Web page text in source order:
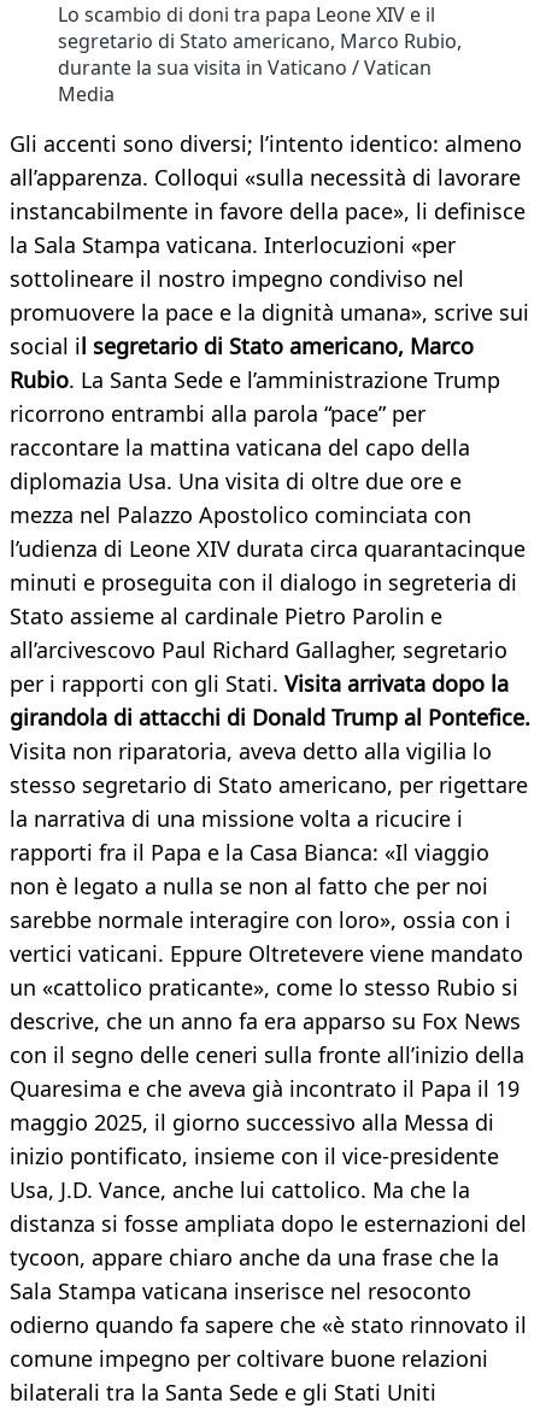
Lo scambio di doni tra papa Leone XIV e il
segretario di Stato americano, Marco Rubio,
durante la sua visita in Vaticano / Vatican
Media
Gli accenti sono diversi; l’intento identico: almeno
all’apparenza. Colloqui «sulla necessità di lavorare
instancabilmente in favore della pace», li definisce
la Sala Stampa vaticana. Interlocuzioni «per
sottolineare il nostro impegno condiviso nel
promuovere la pace e la dignità umana», scrive sui
social il segretario di Stato americano, Marco
Rubio. La Santa Sede e l’amministrazione Trump
ricorrono entrambi alla parola “pace” per
raccontare la mattina vaticana del capo della
diplomazia Usa. Una visita di oltre due ore e
mezza nel Palazzo Apostolico cominciata con
l’udienza di Leone XIV durata circa quarantacinque
minuti e proseguita con il dialogo in segreteria di
Stato assieme al cardinale Pietro Parolin e
all’arcivescovo Paul Richard Gallagher, segretario
per i rapporti con gli Stati. Visita arrivata dopo la
girandola di attacchi di Donald Trump al Pontefice.
Visita non riparatoria, aveva detto alla vigilia lo
stesso segretario di Stato americano, per rigettare
la narrativa di una missione volta a ricucire i
rapporti fra il Papa e la Casa Bianca: «Il viaggio
non è legato a nulla se non al fatto che per noi
sarebbe normale interagire con loro», ossia con i
vertici vaticani. Eppure Oltretevere viene mandato
un «cattolico praticante», come lo stesso Rubio si
descrive, che un anno fa era apparso su Fox News
con il segno delle ceneri sulla fronte all’inizio della
Quaresima e che aveva già incontrato il Papa il 19
maggio 2025, il giorno successivo alla Messa di
inizio pontificato, insieme con il vice-presidente
Usa, J.D. Vance, anche lui cattolico. Ma che la
distanza si fosse ampliata dopo le esternazioni del
tycoon, appare chiaro anche da una frase che la
Sala Stampa vaticana inserisce nel resoconto
odierno quando fa sapere che «è stato rinnovato il
comune impegno per coltivare buone relazioni
bilaterali tra la Santa Sede e gli Stati Uniti